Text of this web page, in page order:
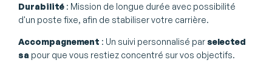
Durabilité : Mission de longue durée avec possibilité
d'un poste fixe, afin de stabiliser votre carrière.
Accompagnement : Un suivi personnalisé parselected
sa pour que vous restiez concentré sur vos objectifs.